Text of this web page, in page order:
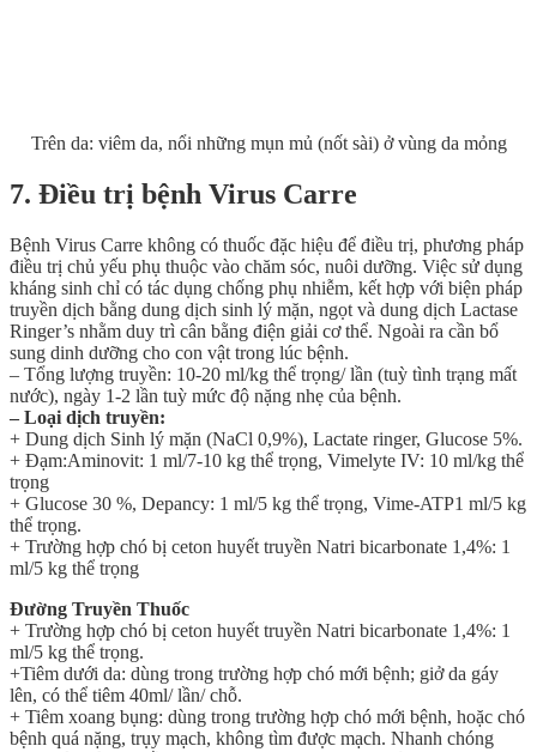
Trên da: viêm da, nổi những mụn mủ (nốt sài) ở vùng da mỏng
7. Điều trị bệnh Virus Carre
Bệnh Virus Carre không có thuốc đặc hiệu để điều trị, phương pháp
điều trị chủ yếu phụ thuộc vào chăm sóc, nuôi dưỡng. Việc sử dụng
kháng sinh chỉ có tác dụng chống phụ nhiễm, kết hợp với biện pháp
truyền dịch bằng dung dịch sinh lý mặn, ngọt và dung dịch Lactase
Ringer’s nhằm duy trì cân bằng điện giải cơ thể. Ngoài ra cần bổ
sung dinh dưỡng cho con vật trong lúc bệnh.
– Tổng lượng truyền: 10-20 ml/kg thể trọng/ lần (tuỳ tình trạng mất
nước), ngày 1-2 lần tuỳ mức độ nặng nhẹ của bệnh.
– Loại dịch truyền:
+ Dung dịch Sinh lý mặn (NaCl 0,9%), Lactate ringer, Glucose 5%.
+ Đạm:Aminovit: 1 ml/7-10 kg thể trọng, Vimelyte IV: 10 ml/kg thể
trọng
+ Glucose 30 %, Depancy: 1 ml/5 kg thể trọng, Vime-ATP1 ml/5 kg
thể trọng.
+ Trường hợp chó bị ceton huyết truyền Natri bicarbonate 1,4%: 1
ml/5 kg thể trọng
Đường Truyền Thuốc
+ Trường hợp chó bị ceton huyết truyền Natri bicarbonate 1,4%: 1
ml/5 kg thể trọng.
+Tiêm dưới da: dùng trong trường hợp chó mới bệnh; giở da gáy
lên, có thể tiêm 40ml/ lần/ chỗ.
+ Tiêm xoang bụng: dùng trong trường hợp chó mới bệnh, hoặc chó
bệnh quá nặng, trụy mạch, không tìm được mạch. Nhanh chóng